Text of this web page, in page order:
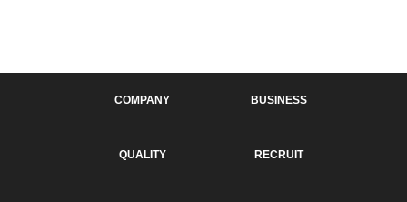
COMPANY BUSINESS
QUALITY RECRUIT